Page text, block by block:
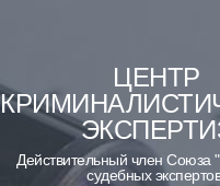
content
ЦЕНТР
Действительный член Союза
судебных